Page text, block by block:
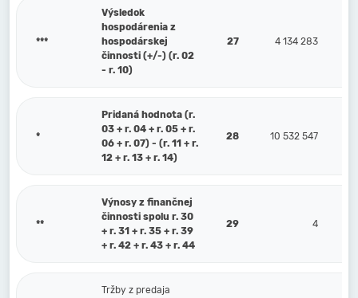
***
Výsledok
hospodárenia z
hospodárskej
činnosti (+/-) (r. 02
- r. 10)
27 4 134 283
*
Pridaná hodnota (r.
03 + r. 04 + r. 05 + r.
06 + r. 07) - (r. 11 + r.
12 + r. 13 + r. 14)
28 10 532 547
**
Výnosy z finančnej
činnosti spolu r. 30
+ r. 31 + r. 35 + r. 39
+ r. 42 + r. 43 + r. 44
29 4
Tržby z predaja